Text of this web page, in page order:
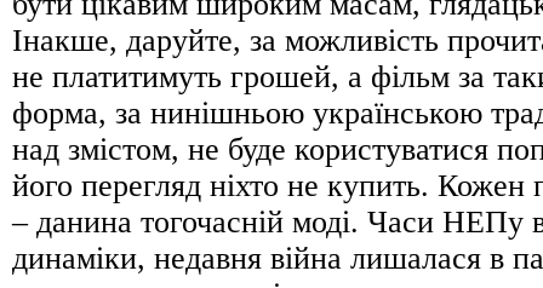
Інакше, даруйте, за можливість
не платитимуть грошей, а фільм за
форма, за нинішньою українською
над змістом, не буде користуватися
його перегляд ніхто не купить. Кожен
– данина тогочасній моді. Часи НЕПу
динаміки, недавня війна лишалася в